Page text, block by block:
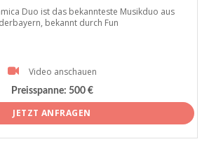
Duo ist das bekannteste Musikduo aus
bekannt durch Fun
Video anschauen
Preisspanne: 500 €
JETZT ANFRAGEN